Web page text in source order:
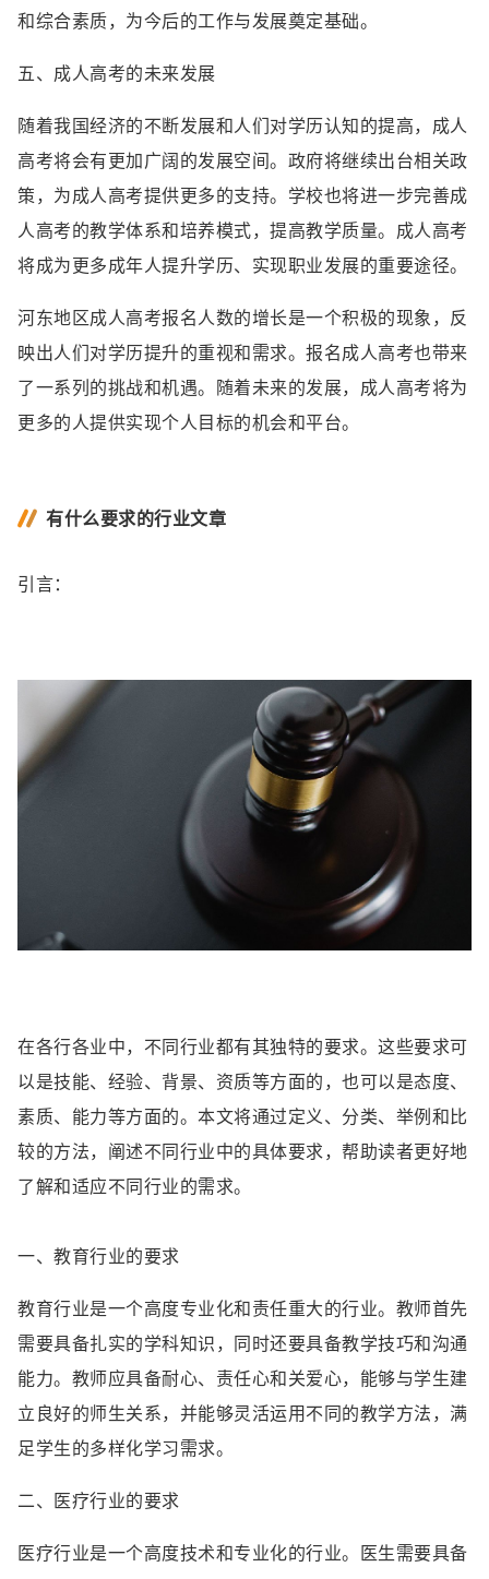
和综合素质，为今后的工作与发展奠定基础。
五、成人高考的未来发展
随着我国经济的不断发展和人们对学历认知的提高，成人
高考将会有更加广阔的发展空间。政府将继续出台相关政
策，为成人高考提供更多的支持。学校也将进一步完善成
人高考的教学体系和培养模式，提高教学质量。成人高考
将成为更多成年人提升学历、实现职业发展的重要途径。
河东地区成人高考报名人数的增长是一个积极的现象，反
映出人们对学历提升的重视和需求。报名成人高考也带来
了一系列的挑战和机遇。随着未来的发展，成人高考将为
更多的人提供实现个人目标的机会和平台。
有什么要求的行业文章
引言：
在各行各业中，不同行业都有其独特的要求。这些要求可
以是技能、经验、背景、资质等方面的，也可以是态度、
素质、能力等方面的。本文将通过定义、分类、举例和比
较的方法，阐述不同行业中的具体要求，帮助读者更好地
了解和适应不同行业的需求。
一、教育行业的要求
教育行业是一个高度专业化和责任重大的行业。教师首先
需要具备扎实的学科知识，同时还要具备教学技巧和沟通
能力。教师应具备耐心、责任心和关爱心，能够与学生建
立良好的师生关系，并能够灵活运用不同的教学方法，满
足学生的多样化学习需求。
二、医疗行业的要求
医疗行业是一个高度技术和专业化的行业。医生需要具备